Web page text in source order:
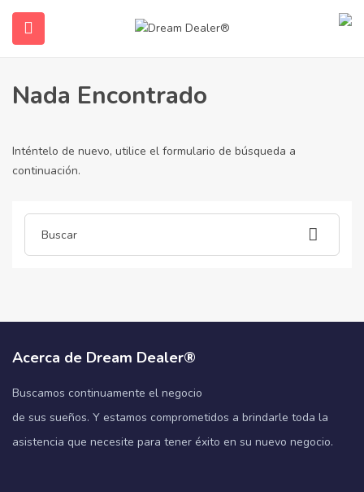
(Español)
Hogar artículos publicados por sofas_sale2883
Sofas_sale2883
Nada Encontrado
Inténtelo de nuevo, utilice el formulario de búsqueda a
continuación.
Acerca de Dream Dealer®
Buscamos continuamente el negocio
de sus sueños. Y estamos comprometidos a brindarle toda la
asistencia que necesite para tener éxito en su nuevo negocio.